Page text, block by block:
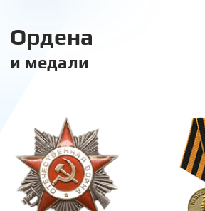
Ордена
и медали